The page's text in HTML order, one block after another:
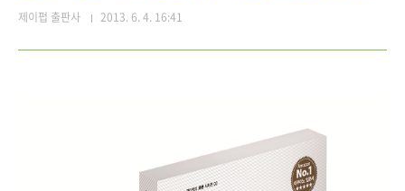
제이펍 출판사 2013. 6. 4. 16:41